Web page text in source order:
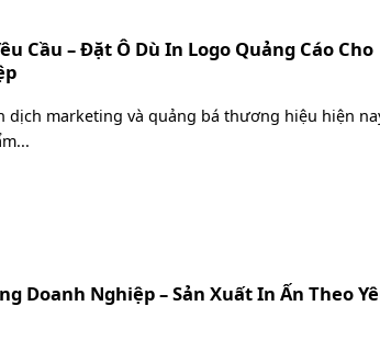
Cầu – Đặt Ô Dù In Logo Quảng Cáo Cho
dịch marketing và quảng bá thương hiệu hiện
Doanh Nghiệp – Sản Xuất In Ấn Theo